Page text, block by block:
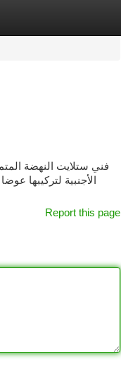
فني ستلايت النهضة
الأجنبية لتركيبها
Report this page